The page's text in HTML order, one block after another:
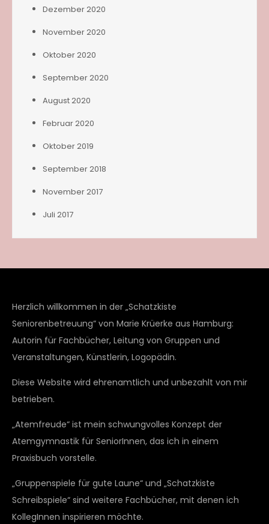
Dezember 2020
November 2020
Oktober 2020
September 2020
August 2020
Februar 2020
Oktober 2019
September 2018
November 2017
Juli 2017
Herzlich willkommen in der „Schatzkiste
Seniorenbetreuung“ von Marie Krüerke aus Hamburg:
Autorin für Fachbücher, Leitung von Gruppen und
Veranstaltungen, Künstlerin, Logopädin.
Diese Website wird ehrenamtlich und unbezahlt von mir
betrieben.
„Atemfreude“ ist mein schwungvolles Konzept der
Atemgymnastik für SeniorInnen, das ich in einem
Praxisbuch vorstelle.
„Gruppenspiele für gute Laune“ und „Schatzkiste
Schreibspiele“ sind weitere Fachbücher, mit denen ich
KollegInnen inspirieren möchte.